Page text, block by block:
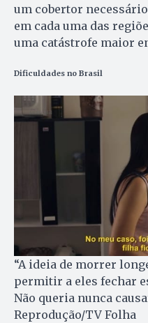
um cobertor
em cada uma das
uma catástrofe maior
Dificuldades no Brasil
“A ideia de morrer
permitir a eles fechar
Não queria nunca
Reprodução/TV Folha